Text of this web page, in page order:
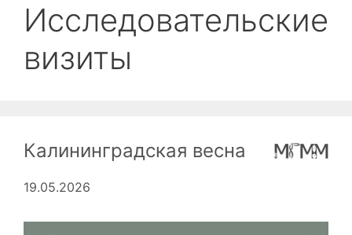
Исследовательские
визиты
Калининградская весна
19.05.2026